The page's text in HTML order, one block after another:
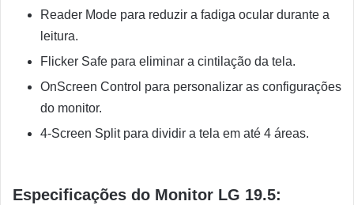
Reader Mode para reduzir a fadiga ocular durante a
leitura.
Flicker Safe para eliminar a cintilação da tela.
OnScreen Control para personalizar as configurações
do monitor.
4-Screen Split para dividir a tela em até 4 áreas.
Especificações do Monitor LG 19.5: